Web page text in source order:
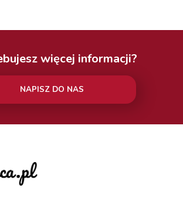
więcej informacji?
NAPISZ DO NAS